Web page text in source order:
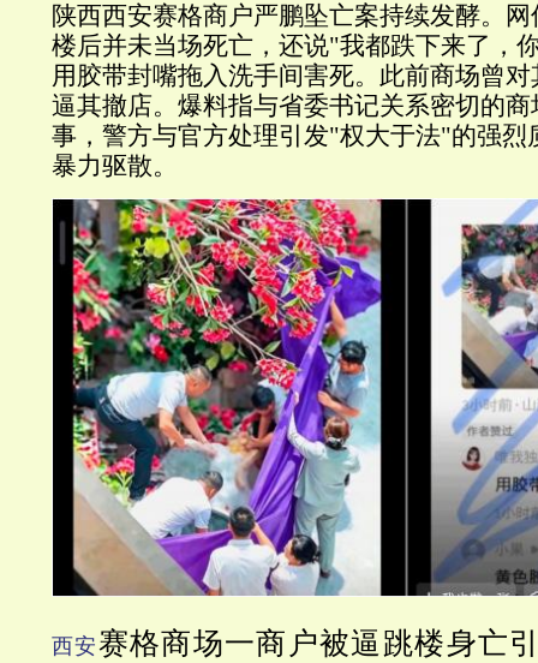
陕西西安赛格商户严鹏坠亡案持续发酵。
楼后并未当场死亡，还说"我都跌下来了，
用胶带封嘴拖入洗手间害死。此前商场曾
逼其撤店。爆料指与省委书记关系密切的
事，警方与官方处理引发"权大于法"的强烈
暴力驱散。
西安赛格商场一商户被逼跳楼身亡